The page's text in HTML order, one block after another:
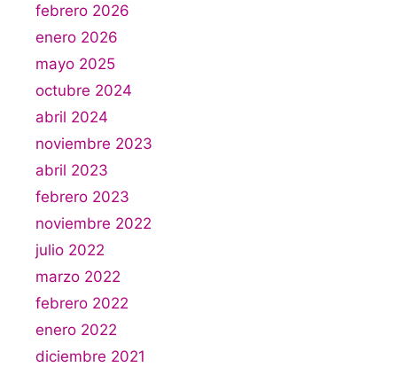
febrero 2026
enero 2026
mayo 2025
octubre 2024
abril 2024
noviembre 2023
abril 2023
febrero 2023
noviembre 2022
julio 2022
marzo 2022
febrero 2022
enero 2022
diciembre 2021